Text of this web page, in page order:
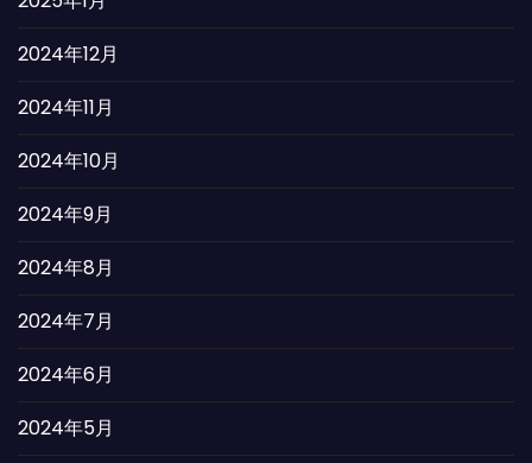
2024年12月
2024年11月
2024年10月
2024年9月
2024年8月
2024年7月
2024年6月
2024年5月